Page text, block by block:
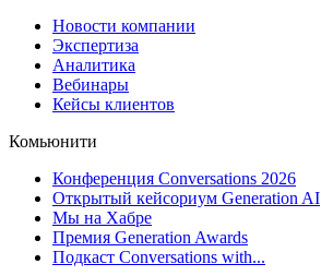
Новости компании
Экспертиза
Аналитика
Вебинары
Кейсы клиентов
Комьюнити
Конференция Conversations 2026
Открытый кейсориум Generation AI
Мы на Хабре
Премия Generation Awards
Подкаст Conversations with...